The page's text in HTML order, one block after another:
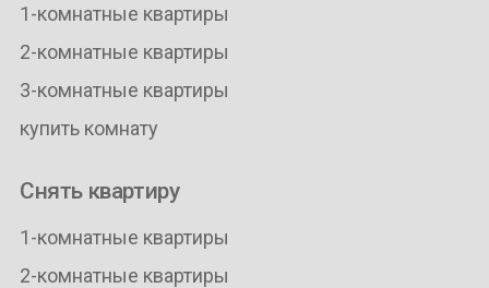
1-комнатные квартиры
2-комнатные квартиры
3-комнатные квартиры
купить комнату
Снять квартиру
1-комнатные квартиры
2-комнатные квартиры